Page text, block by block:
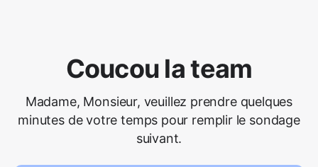
Coucou la team
Madame, Monsieur, veuillez prendre quelques
minutes de votre temps pour remplir le sondage
suivant.